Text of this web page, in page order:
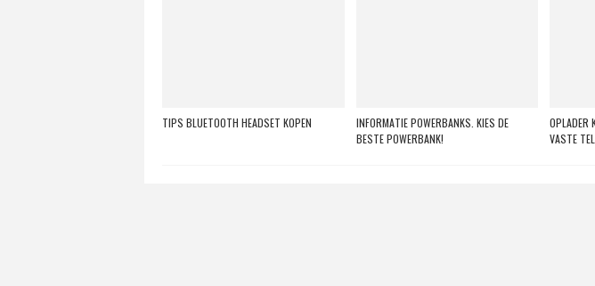
TIPS BLUETOOTH HEADSET KOPEN
INFORMATIE POWERBANKS. KIES DE
BESTE POWERBANK!
OPLADER
VASTE